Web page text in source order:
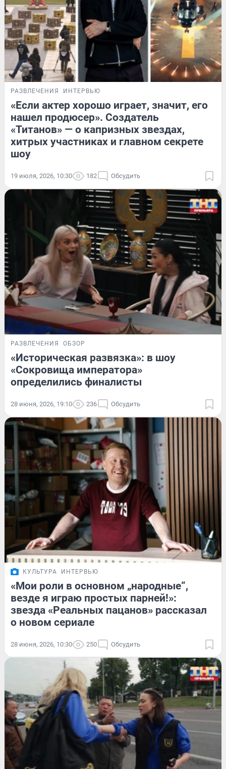
РАЗВЛЕЧЕНИЯ ИНТЕРВЬЮ
«Если актер хорошо играет, значит, его
нашел продюсер». Создатель
«Титанов» — о капризных звездах,
хитрых участниках и главном секрете
шоу
19 июля, 2026, 10:30 182 Обсудить
РАЗВЛЕЧЕНИЯ ОБЗОР
«Историческая развязка»: в шоу
«Сокровища императора»
определились финалисты
28 июня, 2026, 19:10 236 Обсудить
КУЛЬТУРА ИНТЕРВЬЮ
«Мои роли в основном „народные“,
везде я играю простых парней!»:
звезда «Реальных пацанов» рассказал
о новом сериале
28 июня, 2026, 10:30 250 Обсудить